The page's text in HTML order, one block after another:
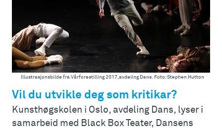
Illustrasjonsbilde fra Vårforestilling 2017,avdeling Dans. Foto: Stephen Hutton
Vil du utvikle deg som kritikar?
Kunsthøgskolen i Oslo, avdeling Dans, lyser i
samarbeid med Black Box Teater, Dansens